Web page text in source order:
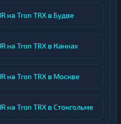
на Tron TRX в Будве
на Tron TRX в Каннах
на Tron TRX в Москве
на Tron TRX в Стокгольме